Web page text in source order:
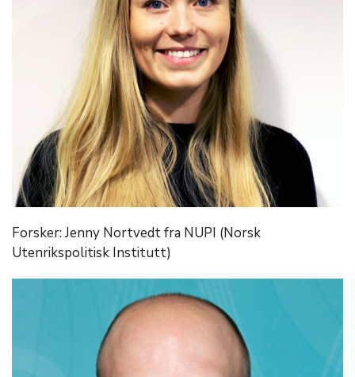
Forsker: Jenny Nortvedt fra NUPI (Norsk
Utenrikspolitisk Institutt)